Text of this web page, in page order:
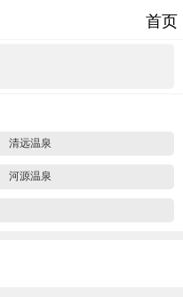
首页
清远温泉
河源温泉